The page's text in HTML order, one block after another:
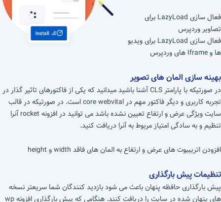
فعال سازی LazyLoad برای
تصاویر وردپرس
فعال سازی LazyLoad برای ویدیو
ها و Iframe های وردپرس
بهینه سازی المان های تصویر
در صورتیکه با پارامتر CLS آشنا باشید میدانید که یکی از فاکتورهای تاثیر گذار در
تجربه کاربری و دیگر فاکتور مهم در core webvital است. در صورتیکه در قالب
سایت ویژگی عرض و ارتفاع تعیین نشده باشد می توانید در افزونه rocket آنرا
تنظیم و به سادگی امتیاز مربوط به آنرا دریافت کنید.
افزودن اتریبیوت های عرض و ارتفاع به المان های فاقد width و height
تنظیمات پیش بارگذاری
پیش بارگذاری حافظه پنهان باعث می شود بازدید کنندگان شما سریعتر نسخه
های پنهان شده در سایت را دریافت کنند. هنگامی که پیش بارگذاری افزونه wp